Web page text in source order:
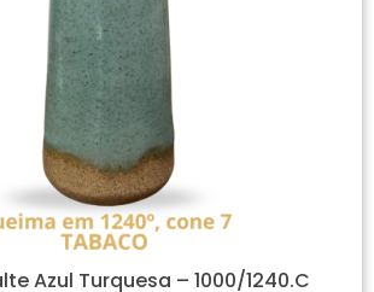
Azul Turquesa – 1000/1240.C